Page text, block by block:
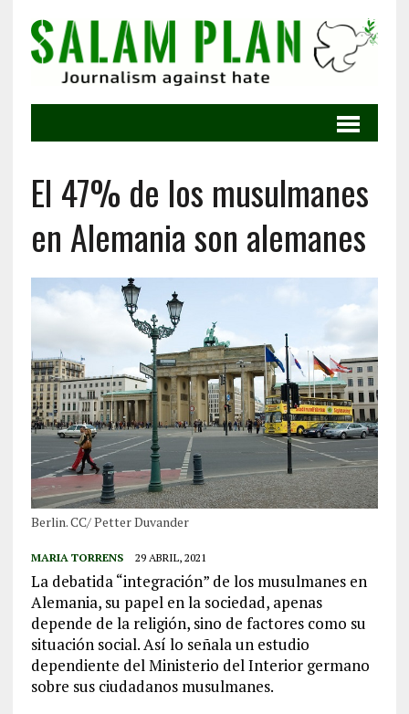
El 47% de los musulmanes
en Alemania son alemanes
Berlin. CC/ Petter Duvander
MARIA TORRENS 29 ABRIL, 2021
La debatida “integración” de los musulmanes en
Alemania, su papel en la sociedad, apenas
depende de la religión, sino de factores como su
situación social. Así lo señala un estudio
dependiente del Ministerio del Interior germano
sobre sus ciudadanos musulmanes.